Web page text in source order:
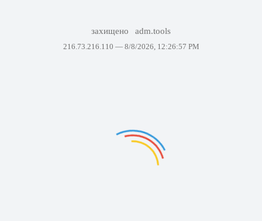
захищено adm.tools
216.73.216.110 — 8/8/2026, 12:26:57 PM